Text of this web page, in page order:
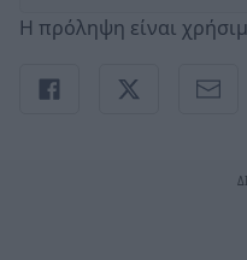
Η πρόληψη είναι